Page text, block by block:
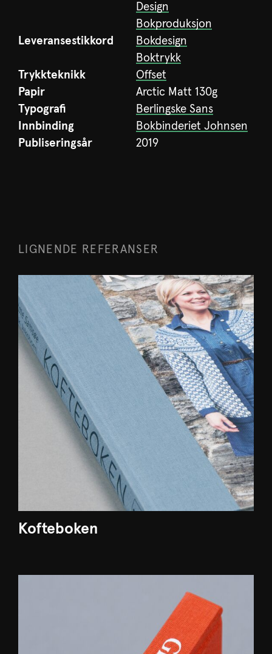
Design
Bokproduksjon
Leveransestikkord
Bokdesign
Boktrykk
Trykkteknikk
Offset
Papir
Arctic Matt 130g
Typografi
Berlingske Sans
Innbinding
Bokbinderiet Johnsen
Publiseringsår
2019
LIGNENDE REFERANSER
Kofteboken